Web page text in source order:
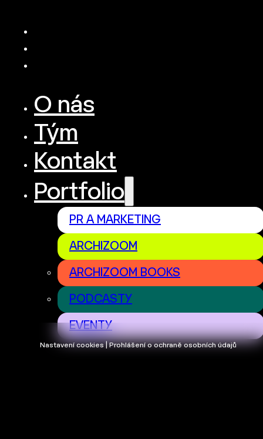
Nastavení cookies | Prohlášení o ochraně osobních údajů
O nás
Tým
Kontakt
Portfolio
PR A MARKETING
ARCHIZOOM
ARCHIZOOM BOOKS
PODCASTY
EVENTY